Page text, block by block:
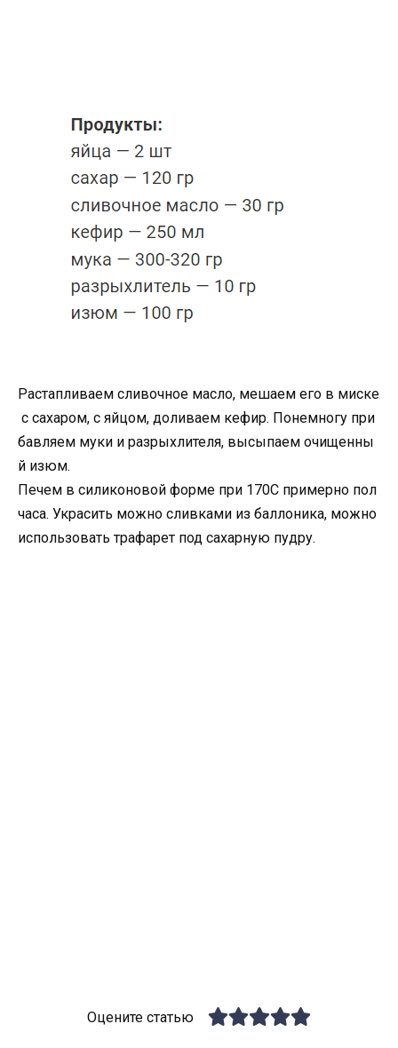
Растапливаем сливочное масло, мешаем его в миске
с сахаром, с яйцом, доливаем кефир. Понемногу при
бавляем муки и разрыхлителя, высыпаем очищенны
й изюм.
Печем в силиконовой форме при 170С примерно пол
часа. Украсить можно сливками из баллоника, можно
использовать трафарет под сахарную пудру.
Оцените статью